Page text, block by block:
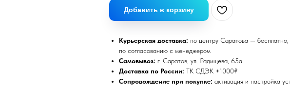
Добавить в корзину
Курьерская доставка: по центру Саратова —
по согласованию с менеджером
Самовывоз: г. Саратов, ул. Радищева, 65а
Доставка по России: ТК СДЭК +1000₽
Сопровождение при покупке: активация и настройка